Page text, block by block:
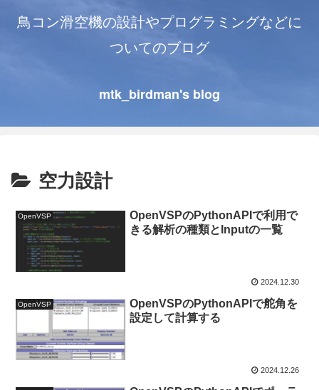
鳥コン滑空機の設計やプログラミングなどに
ついてのブログ
mtk_birdman's blog
空力設計
OpenVSP
OpenVSPのPythonAPIで利用で
きる解析の種類とInputの一覧
2024.12.30
OpenVSP
OpenVSPのPythonAPIで舵角を
設定して計算する
2024.12.26